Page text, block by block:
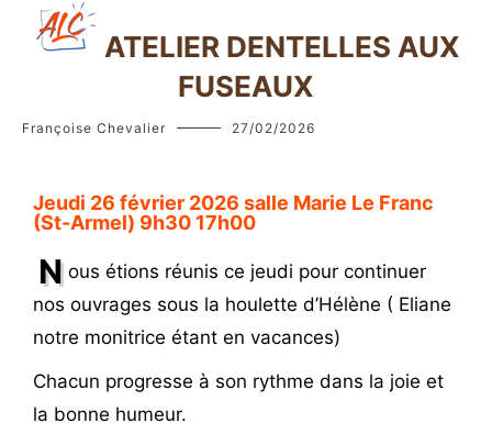
ATELIER DENTELLES AUX
FUSEAUX
Françoise Chevalier 27/02/2026
Jeudi 26 février 2026 salle Marie Le Franc
(St-Armel) 9h30 17h00
N ous étions réunis ce jeudi pour continuer
nos ouvrages sous la houlette d’Hélène ( Eliane
notre monitrice étant en vacances)
Chacun progresse à son rythme dans la joie et
la bonne humeur.